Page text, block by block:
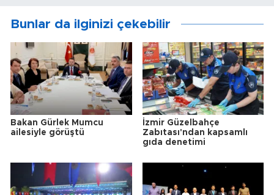
Bunlar da ilginizi çekebilir
Bakan Gürlek Mumcu
ailesiyle görüştü
İzmir Güzelbahçe
Zabıtası'ndan kapsamlı
gıda denetimi